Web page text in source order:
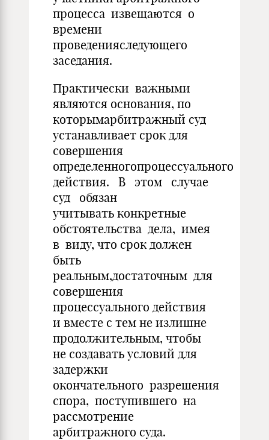
процесса извещаются о
времени
проведенияследующего
заседания.
Практически важными
являются основания, по
которымарбитражный суд
устанавливает срок для
совершения
определенногопроцессуального
действия. В этом случае
суд обязан
учитывать конкретные
обстоятельства дела, имея
в виду, что срок должен
быть
реальным,достаточным для
совершения
процессуального действия
и вместе с тем не излишне
продолжительным, чтобы
не создавать условий для
задержки
окончательного разрешения
спора, поступившего на
рассмотрение
арбитражного суда.